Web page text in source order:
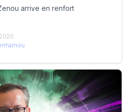
arrive en renfort